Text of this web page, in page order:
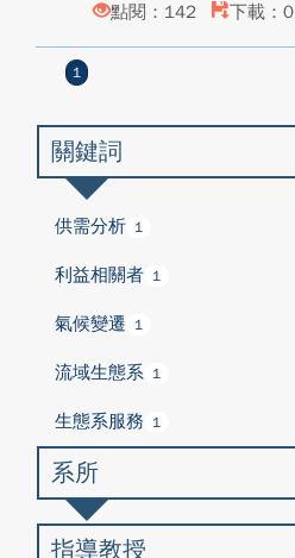
點閱：142
下載：0
1
關鍵詞
供需分析 1
利益相關者 1
氣候變遷 1
流域生態系 1
生態系服務 1
系所
指導教授